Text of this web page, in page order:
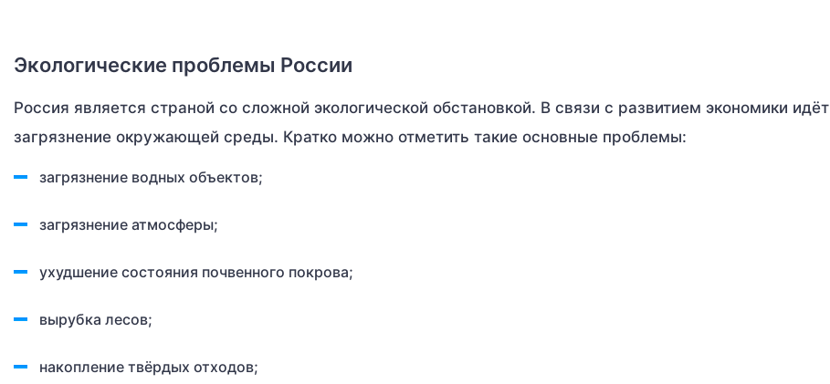
Экологические проблемы России
Россия является страной со сложной экологической обстановкой. В связи с развитием экономики идёт
загрязнение окружающей среды. Кратко можно отметить такие основные проблемы:
загрязнение водных объектов;
загрязнение атмосферы;
ухудшение состояния почвенного покрова;
вырубка лесов;
накопление твёрдых отходов;